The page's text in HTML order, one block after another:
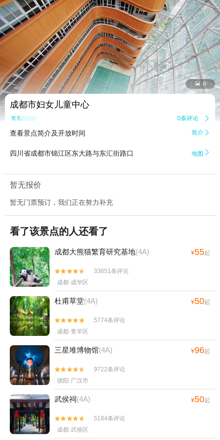
 6
​成都市妇女儿童中心
暂无点评 0条评论 
查看景点简介及开放时间 简介 
四川省成都市锦江区东大路与东汇街路口 地图 
暂无报价
暂无门票预订，我们正在努力补充
看了该景点的人还看了
成都大熊猫繁育研究基地(4A) ¥55起


33651条评论
成都·成华区
杜甫草堂(4A) ¥50起


5774条评论
成都·青羊区
三星堆博物馆(4A) ¥96起


9722条评论
德阳·广汉市
武侯祠(4A) ¥50起


5184条评论
成都·武侯区
